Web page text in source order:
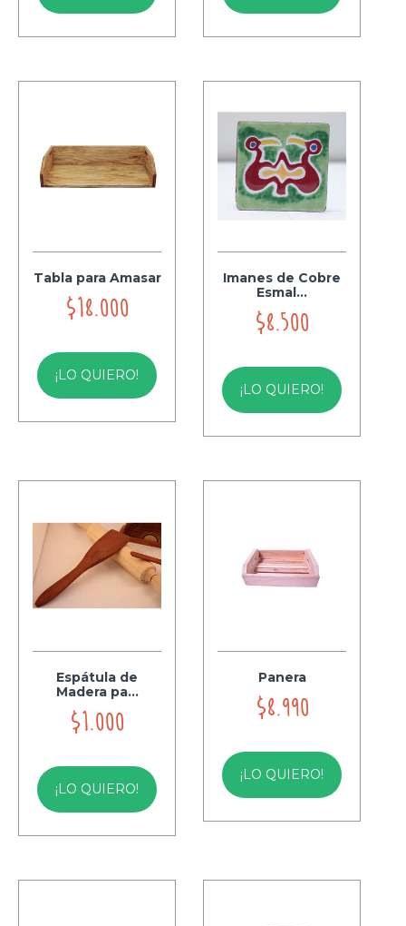
Tabla para Amasar
$18.000
¡LO QUIERO!
Imanes de Cobre
Esmal...
$8.500
¡LO QUIERO!
Espátula de
Madera pa...
$1.000
¡LO QUIERO!
Panera
$8.990
¡LO QUIERO!